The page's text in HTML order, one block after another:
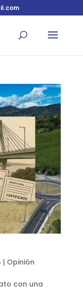
| Opinión
con una